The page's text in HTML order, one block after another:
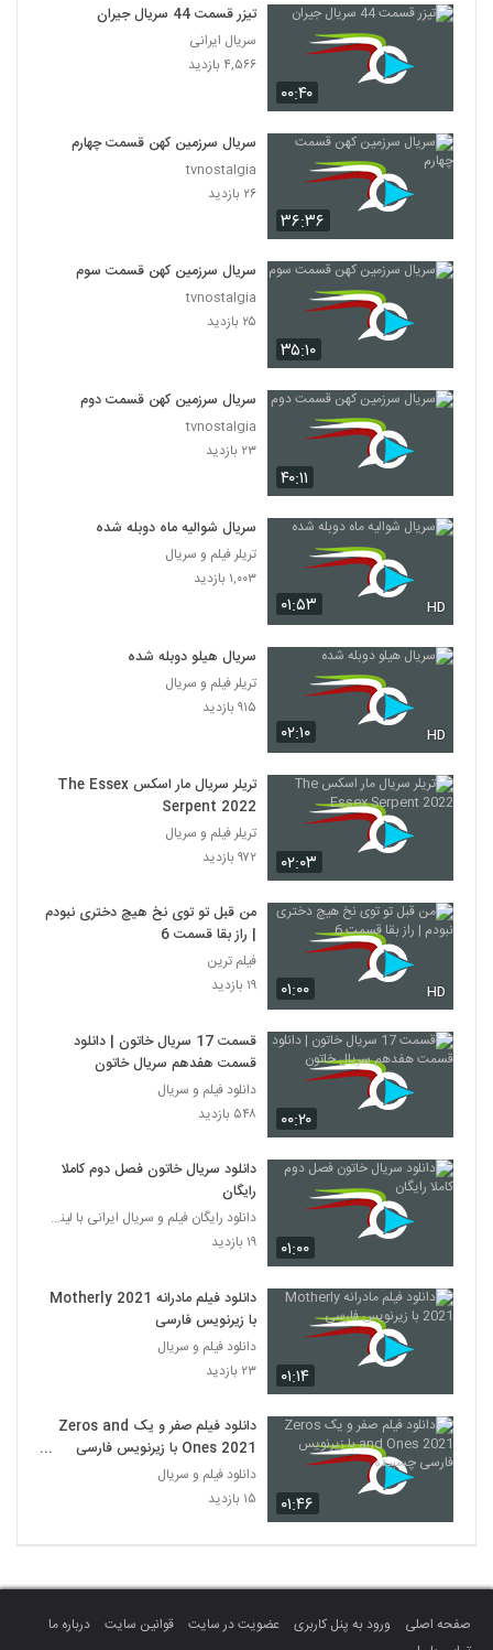
۰۰:۴۰
تیزر قسمت 44 سریال جیران
سریال ایرانی
۴,۵۶۶ بازدید
۳۶:۳۶
سریال سرزمین کهن قسمت چهارم
tvnostalgia
۲۶ بازدید
۳۵:۱۰
سریال سرزمین کهن قسمت سوم
tvnostalgia
۲۵ بازدید
۴۰:۱۱
سریال سرزمین کهن قسمت دوم
tvnostalgia
۲۳ بازدید
۰۱:۵۳ HD
سریال شوالیه ماه دوبله شده
تریلر فیلم و سریال
۱,۰۰۳ بازدید
۰۲:۱۰ HD
سریال هیلو دوبله شده
تریلر فیلم و سریال
۹۱۵ بازدید
۰۲:۰۳
تریلر سریال مار اسکس The Essex
Serpent 2022
تریلر فیلم و سریال
۹۷۲ بازدید
۰۱:۰۰ HD
من قبل تو توی نخ هیچ دختری نبودم
| راز بقا قسمت 6
فیلم ترین
۱۹ بازدید
۰۰:۲۰
قسمت 17 سریال خاتون | دانلود
قسمت هفدهم سریال خاتون
دانلود فیلم و سریال
۵۴۸ بازدید
۰۱:۰۰
دانلود سریال خاتون فصل دوم کاملا
رایگان
دانلود رایگان فیلم و سریال ایرانی با لینک مستقیم
۱۹ بازدید
۰۱:۱۴
دانلود فیلم مادرانه Motherly 2021
با زیرنویس فارسی
دانلود فیلم و سریال
۲۳ بازدید
۰۱:۴۶
دانلود فیلم صفر و یک Zeros and
Ones 2021 با زیرنویس فارسی
چسبیده
دانلود فیلم و سریال
۱۵ بازدید
صفحه اصلی ورود به پنل کاربری عضویت در سایت قوانین سایت
درباره ما